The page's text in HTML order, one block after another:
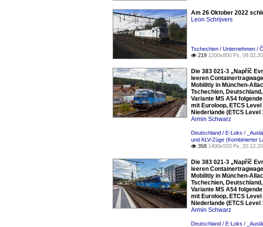
Am 26 Oktober 2022
Leon Schrijvers
Tschechien / Unternehmen /
 219 1200x800 Px,
Die 383 021-3 „Napříč
leeren
Mobilitiy in München-
Tschechien,
Variante MS A54
mit Euroloop, ETCS
Niederlande (ETCS Level
Armin Schwarz
Deutschland / E-Loks /
und KLV-Züge (Kombinierter
 358 1400x933 Px,
Die 383 021-3 „Napříč
leeren
Mobilitiy in München-
Tschechien,
Variante MS A54
mit Euroloop, ETCS
Niederlande (ETCS Level
Armin Schwarz
Deutschland / E-Loks /